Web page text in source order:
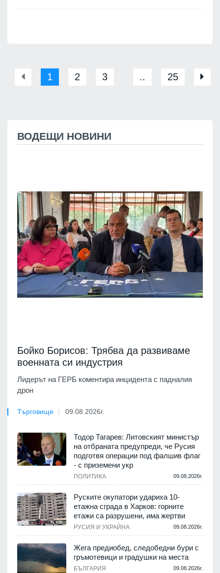
1 2 3 .. 25
ВОДЕЩИ НОВИНИ
Бойко Борисов: Трябва да развиваме
военната си индустрия
Лидерът на ГЕРБ коментира инцидента с падналия
дрон
Търговище 09.08.2026г.
Тодор Тагарев: Литовският министър
на отбраната предупреди, че Русия
подготвя операции под фалшив флаг
- с приземени укр
ПОЛИТИКА 09.08.2026г.
Руските окупатори удариха 10-
етажна сграда в Харков: горните
етажи са разрушени, има жертви
РУСИЯ И УКРАЙНА 09.08.2026г.
Жега предиобед, следобедни бури с
гръмотевици и градушки на места
БЪЛГАРИЯ 09.08.2026г.